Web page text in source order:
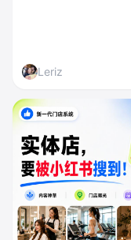
Leriz